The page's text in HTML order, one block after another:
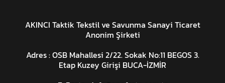
AKINCI Taktik Tekstil ve Savunma Sanayi Ticaret
Anonim Şirketi
Adres : OSB Mahallesi 2/22. Sokak No:11 BEGOS 3.
Etap Kuzey Girişi BUCA-İZMİR